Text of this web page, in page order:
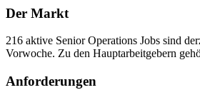
Der Markt
216 aktive Senior Operations Jobs sind
Vorwoche. Zu den Hauptarbeitgebern
Anforderungen